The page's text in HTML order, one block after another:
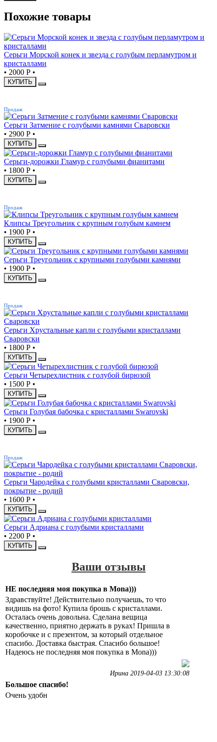
Похожие товары
Серьги Морской конек и звезда с голубым перламутром и
кристаллами
• 2000 Р •
КУПИТЬ
Продаж
Серьги Затмение с голубыми камнями Сваровски
• 2900 Р •
КУПИТЬ
Серьги-дорожки Гламур с голубыми фианитами
• 1800 Р •
КУПИТЬ
Продаж
Клипсы Треугольник с крупным голубым камнем
• 1900 Р •
КУПИТЬ
Серьги Треугольник с крупными голубыми камнями
• 1900 Р •
КУПИТЬ
Продаж
Серьги Хрустальные капли с голубыми кристаллами
Сваровски
• 1800 Р •
КУПИТЬ
Серьги Четырехлистник с голубой бирюзой
• 1500 Р •
КУПИТЬ
Серьги Голубая бабочка с кристаллами Swarovski
• 1900 Р •
КУПИТЬ
Продаж
Серьги Чародейка с голубыми кристаллами Сваровски,
покрытие - родий
• 1600 Р •
КУПИТЬ
Серьги Адриана с голубыми кристаллами
• 2200 Р •
КУПИТЬ
Ваши отзывы
НЕ последняя моя покупка в Mona)))
Здравствуйте! Действительно получаешь, то что
видишь на фото! Купила брошь с кристаллами.
Осталась очень довольна. Сделана вещица
качественно, приятно держать в руках! Пришла в
коробочке и с презентом, за который отдельное
спасибо. Доставка быстрая. Спасибо большое!
Надеюсь не последняя моя покупка в Mona)))
Ирина 2019-04-03 13:30:08
Большое спасибо!
Очень удобн